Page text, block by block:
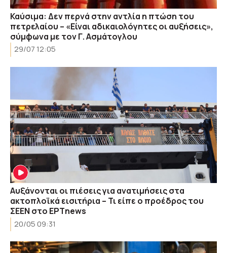
Καύσιμα: Δεν περνά στην αντλία η πτώση του
πετρελαίου – «Είναι αδικαιολόγητες οι αυξήσεις»,
σύμφωνα με τον Γ. Ασμάτογλου
29/07 12:05
Αυξάνονται οι πιέσεις για ανατιμήσεις στα
ακτοπλοϊκά εισιτήρια – Τι είπε ο προέδρος του
ΣΕΕΝ στο ΕΡΤnews
20/05 09:31